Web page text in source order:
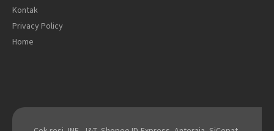
Kontak
Privacy Policy
Home